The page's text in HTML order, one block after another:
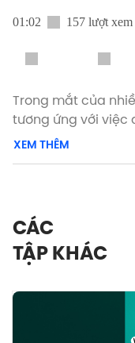
01:02 157 lượt xem
Trong mắt của
tương ứng với việc
mức lương cao
bao nhiêu mới đủ
lúc 19h tối nay trên
Innovators Digest
XEM THÊM
CÁC
TẬP KHÁC